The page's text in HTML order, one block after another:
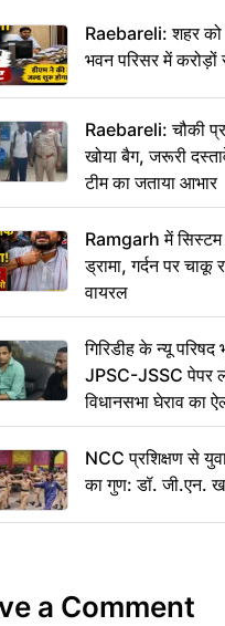
Raebareli: शहर को
भवन परिसर में करोड़ों
Raebareli: चौकी
खोया बैग, जरूरी
टीम का जताया आभार
Ramgarh में
ड्रामा, गर्दन पर
वायरल
गिरिडीह के न्यू परिषद
JPSC-JSSC पेपर
विधानसभा घेराव का
NCC प्रशिक्षण से
का गुण: डॉ. जी.एन.
a Comment